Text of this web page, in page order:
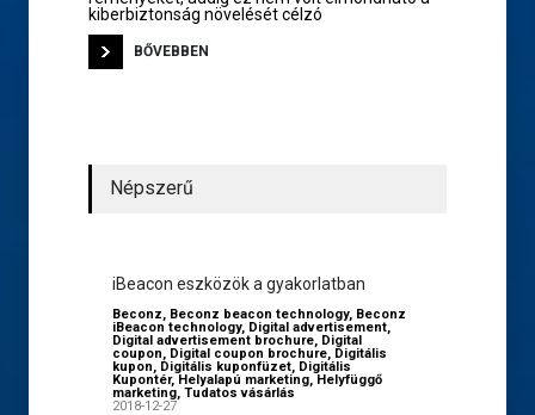
kiberbiztonság növelését célzó
BŐVEBBEN
Népszerű
iBeacon eszközök a gyakorlatban
Beconz, Beconz beacon technology, Beconz
iBeacon technology, Digital advertisement,
Digital advertisement brochure, Digital
coupon, Digital coupon brochure, Digitális
kupon, Digitális kuponfüzet, Digitális
Kupontér, Helyalapú marketing, Helyfüggő
marketing, Tudatos vásárlás
2018-12-27